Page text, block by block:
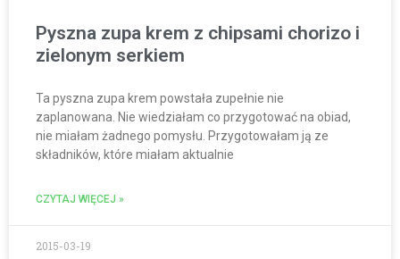
Pyszna zupa krem z chipsami chorizo i
zielonym serkiem
Ta pyszna zupa krem powstała zupełnie nie
zaplanowana. Nie wiedziałam co przygotować na obiad,
nie miałam żadnego pomysłu. Przygotowałam ją ze
składników, które miałam aktualnie
CZYTAJ WIĘCEJ »
2015-03-19